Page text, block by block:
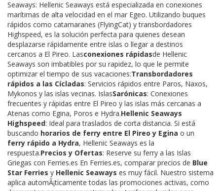
Seaways: Hellenic Seaways está especializada en conexiones
marítimas de alta velocidad en el mar Egeo. Utilizando buques
rápidos como catamaranes (FlyingCat) y transbordadores
Highspeed, es la solución perfecta para quienes desean
desplazarse rápidamente entre islas o llegar a destinos
cercanos a El Pireo. Lasconexiones rápidasde Hellenic
Seaways son imbatibles por su rapidez, lo que le permite
optimizar el tiempo de sus vacaciones:Transbordadores
rápidos a las Cícladas: Servicios rápidos entre Paros, Naxos,
Mykonos y las islas vecinas. IslasSarónicas: Conexiones
frecuentes y rápidas entre El Pireo y las islas más cercanas a
Atenas como Egina, Poros e Hydra.Hellenic Seaways
Highspeed: Ideal para traslados de corta distancia. Si está
buscando horarios de ferry entre El Pireo y Egina o un
ferry rápido a Hydra, Hellenic Seaways es la
respuesta.Precios y Ofertas: Reserve su ferry a las Islas
Griegas con Ferries.es En Ferries.es, comparar precios de Blue
Star Ferries y Hellenic Seaways es muy fácil. Nuestro sistema
aplica automÃ¡ticamente todas las promociones activas, como